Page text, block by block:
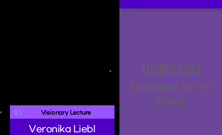
S.1 Visionary Lecture
Veronika Liebl
미래의 대화
Dialogues for the
Future